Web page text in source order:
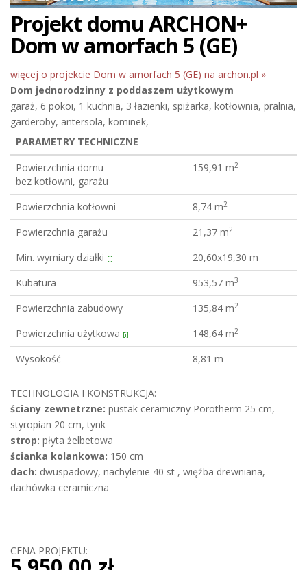
Projekt domu ARCHON+
Dom w amorfach 5 (GE)
więcej o projekcie Dom w amorfach 5 (GE) na archon.pl »
Dom jednorodzinny z poddaszem użytkowym
garaż, 6 pokoi, 1 kuchnia, 3 łazienki, spiżarka, kotłownia, pralnia,
garderoby, antersola, kominek,
PARAMETRY TECHNICZNE
Powierzchnia domu
bez kotłowni, garażu
159,91 m2
Powierzchnia kotłowni 8,74 m2
Powierzchnia garażu 21,37 m2
Min. wymiary działki [i]
20,60x19,30 m
Kubatura
953,57 m3
Powierzchnia zabudowy 135,84 m2
Powierzchnia użytkowa [i] 148,64 m2
Wysokość 8,81 m
TECHNOLOGIA I KONSTRUKCJA:
ściany zewnetrzne: pustak ceramiczny Porotherm 25 cm,
styropian 20 cm, tynk
strop: płyta żelbetowa
ścianka kolankowa: 150 cm
dach: dwuspadowy, nachylenie 40 st , więźba drewniana,
dachówka ceramiczna
CENA PROJEKTU: